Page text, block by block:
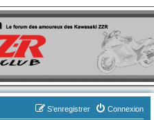
Connexion
S’enregistrer